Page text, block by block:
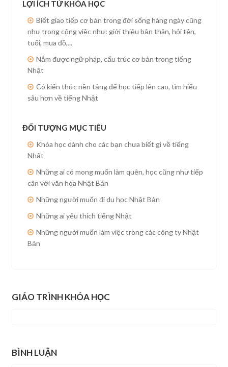
LỢI ÍCH TỪ KHÓA HỌC
Biết giao tiếp cơ bản trong đời sống hàng ngày cũng
như trong cộng việc như: giới thiệu bản thân, hỏi tên,
tuổi, mua đồ,...
Nắm được ngữ pháp, cấu trúc cơ bản trong tiếng
Nhật
Có kiến thức nền tảng để học tiếp lên cao, tìm hiểu
sâu hơn về tiếng Nhật
ĐỐI TƯỢNG MỤC TIÊU
Khóa học dành cho các bạn chưa biết gì về tiếng
Nhật
Những ai có mong muốn làm quên, học cũng như tiếp
cân với văn hóa Nhật Bản
Những người muốn đi du học Nhật Bản
Những ai yêu thích tiếng Nhật
Những người muốn làm việc trong các công ty Nhật
Bản
GIÁO TRÌNH KHÓA HỌC
BÌNH LUẬN